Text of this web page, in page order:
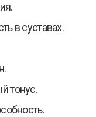
в суставах.
тонус.